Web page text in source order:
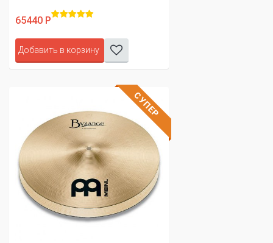
65440 Р
Добавить в корзину
СУПЕР